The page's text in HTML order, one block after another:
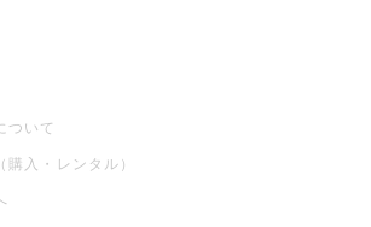
ついて
入・レンタル）